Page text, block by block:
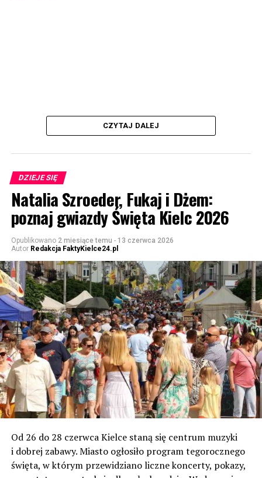
CZYTAJ DALEJ
DZIEJE SIĘ
Natalia Szroeder, Fukaj i Dżem:
poznaj gwiazdy Święta Kielc 2026
Opublikowano 2 miesiące temu - 13 czerwca 2026
Autor Redakcja FaktyKielce24.pl
Od 26 do 28 czerwca Kielce staną się centrum muzyki
i dobrej zabawy. Miasto ogłosiło program tegorocznego
święta, w którym przewidziano liczne koncerty, pokazy,